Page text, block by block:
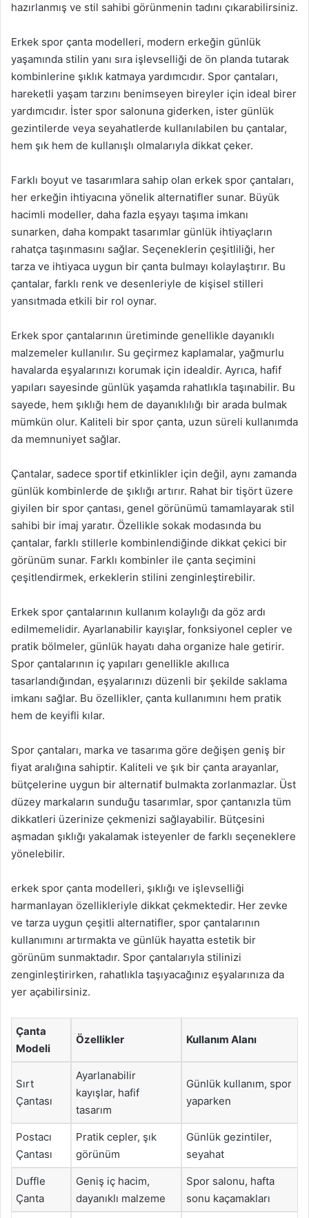
hazırlanmış ve stil sahibi görünmenin tadını çıkarabilirsiniz.
Erkek spor çanta modelleri, modern erkeğin günlük
yaşamında stilin yanı sıra işlevselliği de ön planda tutarak
kombinlerine şıklık katmaya yardımcıdır. Spor çantaları,
hareketli yaşam tarzını benimseyen bireyler için ideal birer
yardımcıdır. İster spor salonuna giderken, ister günlük
gezintilerde veya seyahatlerde kullanılabilen bu çantalar,
hem şık hem de kullanışlı olmalarıyla dikkat çeker.
Farklı boyut ve tasarımlara sahip olan erkek spor çantaları,
her erkeğin ihtiyacına yönelik alternatifler sunar. Büyük
hacimli modeller, daha fazla eşyayı taşıma imkanı
sunarken, daha kompakt tasarımlar günlük ihtiyaçların
rahatça taşınmasını sağlar. Seçeneklerin çeşitliliği, her
tarza ve ihtiyaca uygun bir çanta bulmayı kolaylaştırır. Bu
çantalar, farklı renk ve desenleriyle de kişisel stilleri
yansıtmada etkili bir rol oynar.
Erkek spor çantalarının üretiminde genellikle dayanıklı
malzemeler kullanılır. Su geçirmez kaplamalar, yağmurlu
havalarda eşyalarınızı korumak için idealdir. Ayrıca, hafif
yapıları sayesinde günlük yaşamda rahatlıkla taşınabilir. Bu
sayede, hem şıklığı hem de dayanıklılığı bir arada bulmak
mümkün olur. Kaliteli bir spor çanta, uzun süreli kullanımda
da memnuniyet sağlar.
Çantalar, sadece sportif etkinlikler için değil, aynı zamanda
günlük kombinlerde de şıklığı artırır. Rahat bir tişört üzere
giyilen bir spor çantası, genel görünümü tamamlayarak stil
sahibi bir imaj yaratır. Özellikle sokak modasında bu
çantalar, farklı stillerle kombinlendiğinde dikkat çekici bir
görünüm sunar. Farklı kombinler ile çanta seçimini
çeşitlendirmek, erkeklerin stilini zenginleştirebilir.
Erkek spor çantalarının kullanım kolaylığı da göz ardı
edilmemelidir. Ayarlanabilir kayışlar, fonksiyonel cepler ve
pratik bölmeler, günlük hayatı daha organize hale getirir.
Spor çantalarının iç yapıları genellikle akıllıca
tasarlandığından, eşyalarınızı düzenli bir şekilde saklama
imkanı sağlar. Bu özellikler, çanta kullanımını hem pratik
hem de keyifli kılar.
Spor çantaları, marka ve tasarıma göre değişen geniş bir
fiyat aralığına sahiptir. Kaliteli ve şık bir çanta arayanlar,
bütçelerine uygun bir alternatif bulmakta zorlanmazlar. Üst
düzey markaların sunduğu tasarımlar, spor çantanızla tüm
dikkatleri üzerinize çekmenizi sağlayabilir. Bütçesini
aşmadan şıklığı yakalamak isteyenler de farklı seçeneklere
yönelebilir.
erkek spor çanta modelleri, şıklığı ve işlevselliği
harmanlayan özellikleriyle dikkat çekmektedir. Her zevke
ve tarza uygun çeşitli alternatifler, spor çantalarının
kullanımını artırmakta ve günlük hayatta estetik bir
görünüm sunmaktadır. Spor çantalarıyla stilinizi
zenginleştirirken, rahatlıkla taşıyacağınız eşyalarınıza da
yer açabilirsiniz.
Çanta
Modeli
Özellikler Kullanım Alanı
Sırt
Çantası
Ayarlanabilir
kayışlar, hafif
tasarım
Günlük kullanım, spor
yaparken
Postacı
Çantası
Pratik cepler, şık
görünüm
Günlük gezintiler,
seyahat
Duffle
Çanta
Geniş iç hacim,
dayanıklı malzeme
Spor salonu, hafta
sonu kaçamakları